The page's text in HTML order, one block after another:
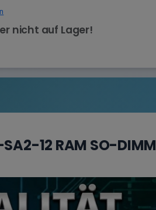
nicht auf Lager!
12 RAM SO-DIMM